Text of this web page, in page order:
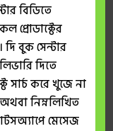
বিডিতে
প্রোডাক্টের
বুক সেন্টার
দিতে
সার্চ করে খুজে না
নিম্নলিখিত
মেসেজ